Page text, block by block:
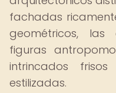
fachadas
geométricos,
figuras
intrincados
estilizadas.